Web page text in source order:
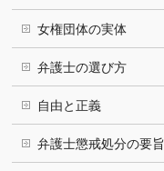
女権団体の実体
弁護士の選び方
自由と正義
弁護士懲戒処分の要旨